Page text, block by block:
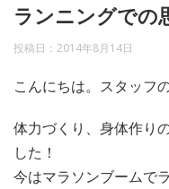
ランニングでの
投稿日： 2014年8月14日
こんにちは。スタッフ
体力づくり、身体作り
した！
今はマラソンブームで